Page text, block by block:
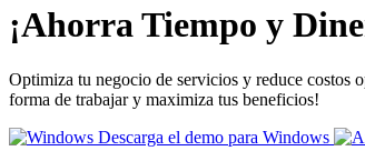
¡Ahorra Tiempo y
Optimiza tu negocio de servicios y reduce costos
forma de trabajar y maximiza tus beneficios!
Descarga el demo para Windows